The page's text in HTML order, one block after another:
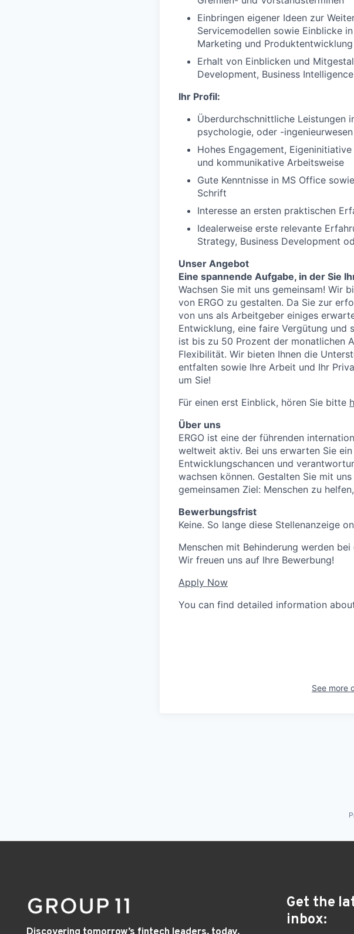
Einbringen eigener Ideen zur
Servicemodellen sowie Einblicke
Marketing und
Erhalt von Einblicken und
Development, Business
Ihr Profil:
Überdurchschnittliche Leistungen
psychologie, oder -
Hohes Engagement,
und kommunikative Arbeitsweise
Gute Kenntnisse in MS Office
Schrift
Interesse an ersten praktischen
Idealerweise erste relevante
Strategy, Business Development
Unser Angebot
Eine spannende Aufgabe, in der Sie
Wachsen Sie mit uns gemeinsam! Wir
von ERGO zu gestalten. Da Sie zur
von uns als Arbeitgeber einiges
Entwicklung, eine faire Vergütung und
ist bis zu 50 Prozent der monatlichen
Flexibilität. Wir bieten Ihnen die
entfalten sowie Ihre Arbeit und Ihr
um Sie!
Für einen erst Einblick, hören Sie bitte
Über uns
ERGO ist eine der führenden
weltweit aktiv. Bei uns erwarten Sie
Entwicklungschancen und
wachsen können. Gestalten Sie mit
gemeinsamen Ziel: Menschen zu
Bewerbungsfrist
Keine. So lange diese Stellenanzeige
Menschen mit Behinderung werden
Wir freuen uns auf Ihre Bewerbung!
Apply Now
You can find detailed information
See more
Get the
inbox: